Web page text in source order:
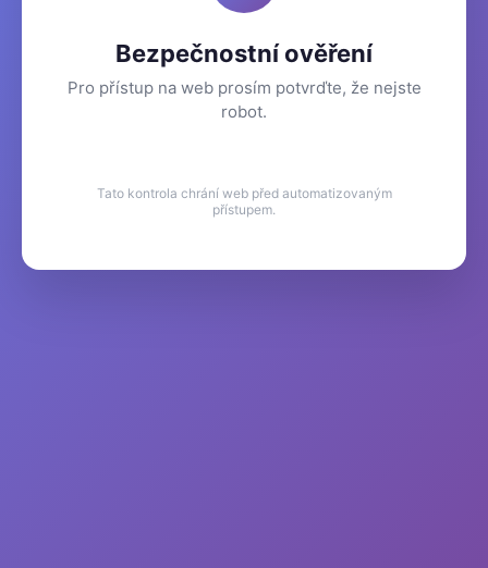
Bezpečnostní ověření
Pro přístup na web prosím potvrďte, že nejste
robot.
Tato kontrola chrání web před automatizovaným
přístupem.